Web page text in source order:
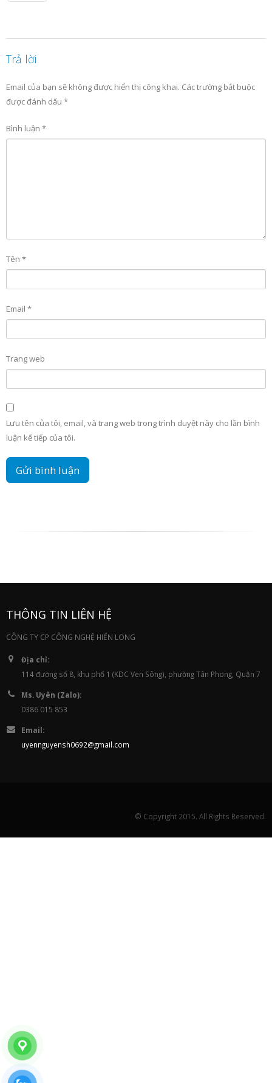
Trả lời
Email của bạn sẽ không được hiển thị công khai. Các trường bắt buộc
được đánh dấu *
Bình luận *
Tên *
Email *
Trang web
Lưu tên của tôi, email, và trang web trong trình duyệt này cho lần bình
luận kế tiếp của tôi.
THÔNG TIN LIÊN HỆ
CÔNG TY CP CÔNG NGHỆ HIỂN LONG
Địa chỉ:
114 đường số 8, khu phố 1 (KDC Ven Sông), phường Tân Phong, Quận 7
Ms. Uyên (Zalo):
0386 015 853
Email:
uyennguyensh0692@gmail.com
© Copyright 2015. All Rights Reserved.